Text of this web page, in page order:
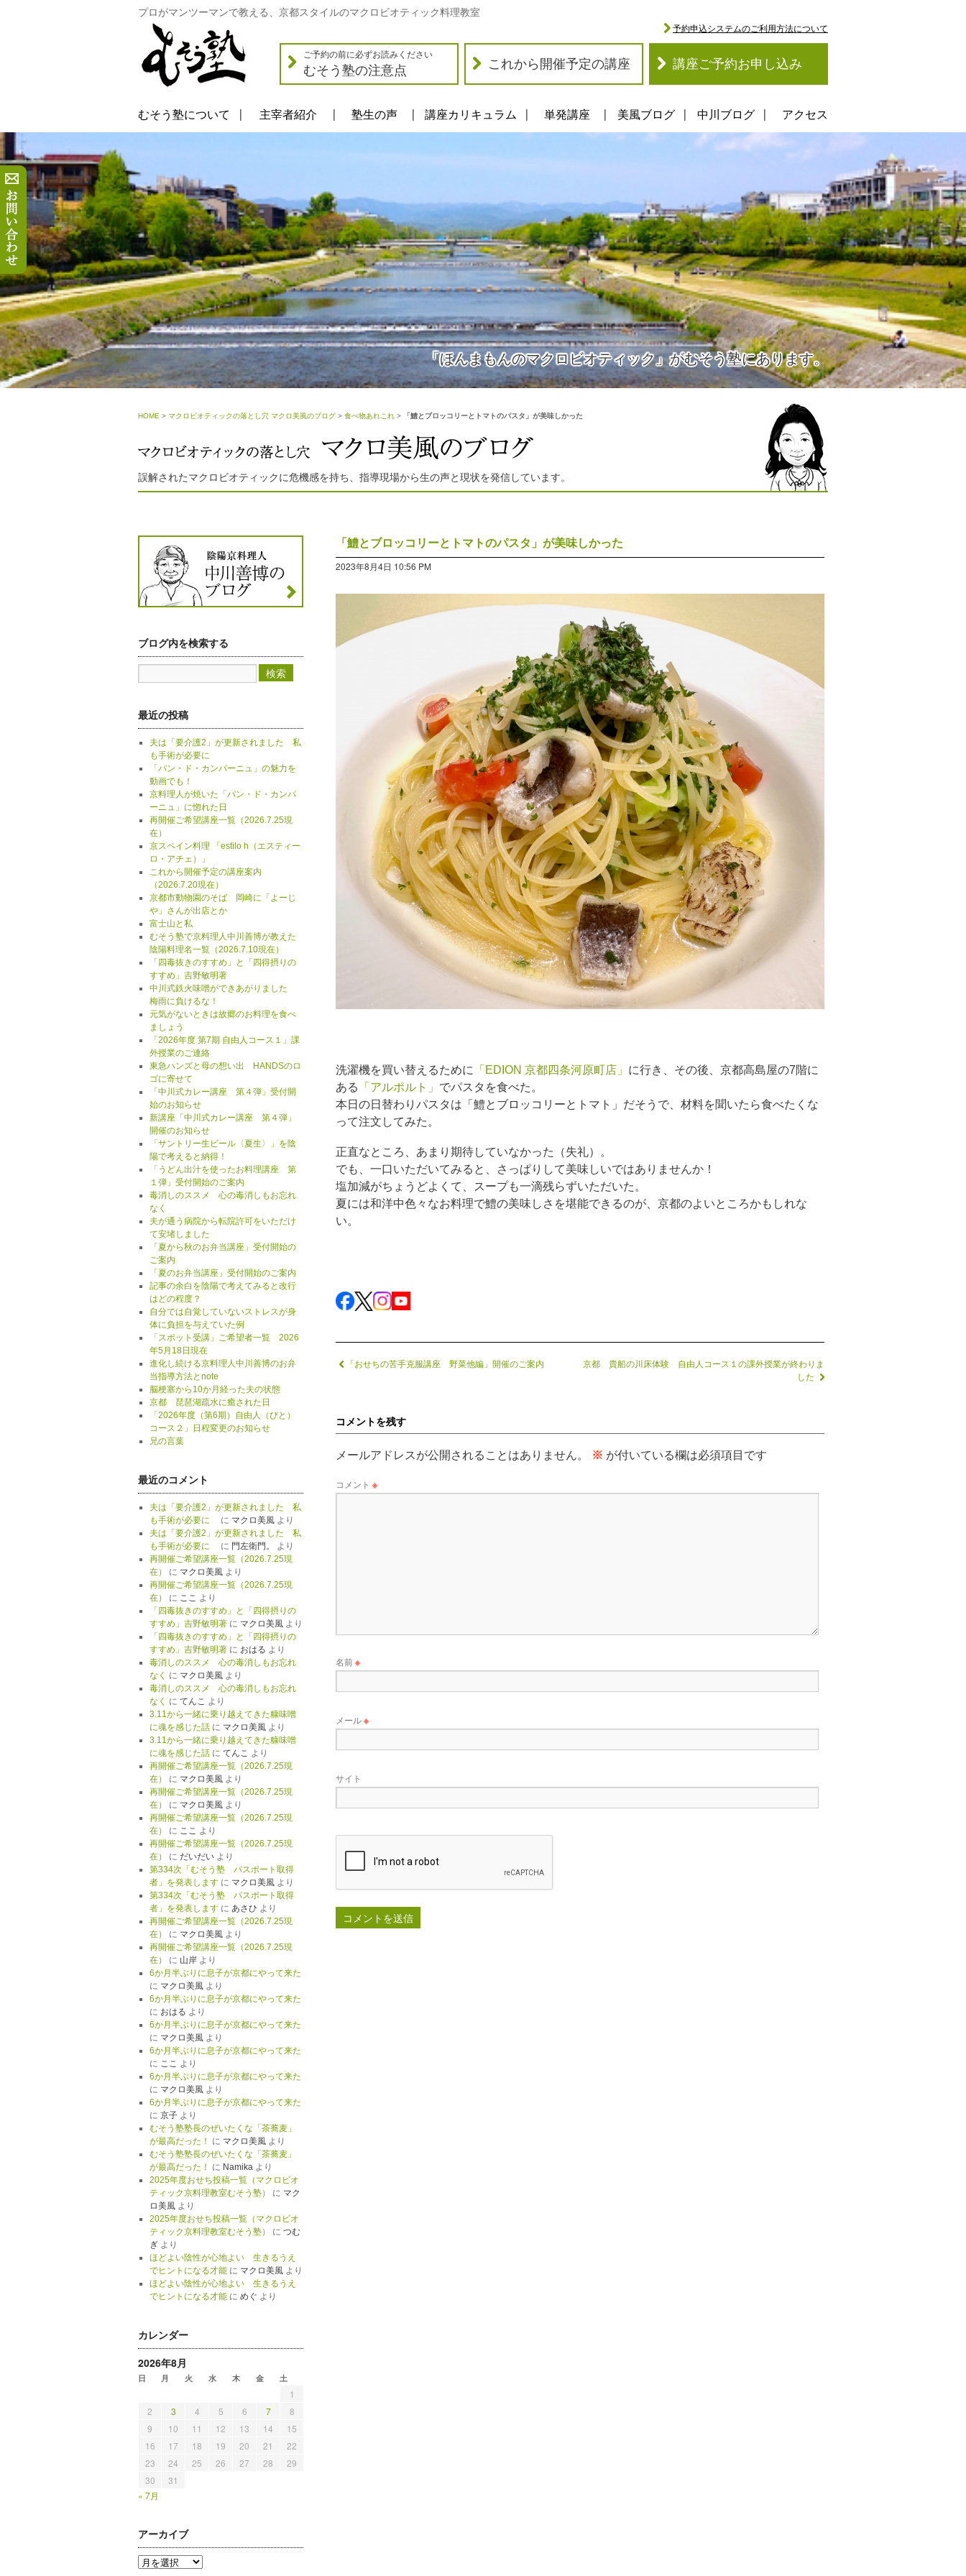
プロがマンツーマンで教える、京都スタイルのマクロビオティック料理教室
ご予約の前に必ずお読みください
むそう塾の注意点 これから開催予定の講座 講座ご予約お申し込み
予約申込システムのご利用方法について
むそう塾について 主宰者紹介 塾生の声 講座カリキュラム 単発講座 美風ブログ 中川ブログ アクセス
「ほんまもんのマクロビオティック」がむそう塾にあります。
HOME > マクロビオティックの落とし穴 マクロ美風のブログ > 食べ物あれこれ > 「鱧とブロッコリーとトマトのパスタ」が美味しかった
誤解されたマクロビオティックに危機感を持ち、指導現場から生の声と現状を発信しています。
「鱧とブロッコリーとトマトのパスタ」が美味しかった
2023年8月4日 10:56 PM
洗濯機を買い替えるために 「EDION 京都四条河原町店」 に行き、その後、京都高島屋の7階に
ある
「アルポルト」 でパスタを食べた。
本日の日替わりパスタは「鱧とブロッコリーとトマト」だそうで、材料を聞いたら食べたくな
って注文してみた。
正直なところ、あまり期待していなかった（失礼）。
でも、一口いただいてみると、さっぱりして美味しいではありませんか！
塩加減がちょうどよくて、スープも一滴残らずいただいた。
夏には和洋中色々なお料理で鱧の美味しさを堪能できるのが、京都のよいところかもしれな
い。
「おせちの苦手克服講座 野菜他編」開催のご案内
京都 貴船の川床体験 自由人コース１の課外授業が終わりま
した
コメントを残す
メールアドレスが公開されることはありません。 ※ が付いている欄は必須項目です
コメント ※
名前※
メール※
サイト
ブログ内を検索する
最近の投稿
夫は「要介護2」が更新されました 私
も手術が必要に
「パン・ド・カンパーニュ」の魅力を
動画でも！
京料理人が焼いた「パン・ド・カンパ
ーニュ」に惚れた日
再開催ご希望講座一覧（2026.7.25現
在）
京スペイン料理 「estilo h（エスティー
ロ・アチェ）」
これから開催予定の講座案内
（2026.7.20現在）
京都市動物園のそば 岡崎に「よーじ
や」さんが出店とか
富士山と私
むそう塾で京料理人中川善博が教えた
陰陽料理名一覧（2026.7.10現在）
「四毒抜きのすすめ」と「四得摂りの
すすめ」吉野敏明著
中川式鉄火味噌ができあがりました
梅雨に負けるな！
元気がないときは故郷のお料理を食べ
ましょう
「2026年度 第7期 自由人コース１」課
外授業のご連絡
東急ハンズと母の想い出 HANDSのロ
ゴに寄せて
「中川式カレー講座 第４弾」受付開
始のお知らせ
新講座「中川式カレー講座 第４弾」
開催のお知らせ
「サントリー生ビール〈夏生〉」を陰
陽で考えると納得！
「うどん出汁を使ったお料理講座 第
１弾」受付開始のご案内
毒消しのススメ 心の毒消しもお忘れ
なく
夫が通う病院から転院許可をいただけ
て安堵しました
「夏から秋のお弁当講座」受付開始の
ご案内
「夏のお弁当講座」受付開始のご案内
記事の余白を陰陽で考えてみると改行
はどの程度？
自分では自覚していないストレスが身
体に負担を与えていた例
「スポット受講」ご希望者一覧 2026
年5月18日現在
進化し続ける京料理人中川善博のお弁
当指導方法とnote
脳梗塞から10か月経った夫の状態
京都 琵琶湖疏水に癒された日
「2026年度（第6期）自由人（びと）
コース２」日程変更のお知らせ
兄の言葉
最近のコメント
夫は「要介護2」が更新されました 私
も手術が必要に
に マクロ美風より
夫は「要介護2」が更新されました 私
も手術が必要に
に 門左衛門。
より
再開催ご希望講座一覧（2026.7.25現
在）
に マクロ美風より
再開催ご希望講座一覧（2026.7.25現
在）
に ここ より
「四毒抜きのすすめ」と「四得摂りの
すすめ」吉野敏明著に マクロ美風より
「四毒抜きのすすめ」と「四得摂りの
すすめ」吉野敏明著に おはる より
毒消しのススメ 心の毒消しもお忘れ
なく に マクロ美風より
毒消しのススメ 心の毒消しもお忘れ
なく に てんこ より
3.11から一緒に乗り越えてきた糠味噌
に魂を感じた話に マクロ美風より
3.11から一緒に乗り越えてきた糠味噌
に魂を感じた話に てんこ より
再開催ご希望講座一覧（2026.7.25現
在）
に マクロ美風より
再開催ご希望講座一覧（2026.7.25現
在）
に マクロ美風より
再開催ご希望講座一覧（2026.7.25現
在）
に ここ より
再開催ご希望講座一覧（2026.7.25現
在）
に だいだいより
第334次「むそう塾 パスポート取得
者」を発表しますに マクロ美風より
第334次「むそう塾 パスポート取得
者」を発表しますに あさひ より
再開催ご希望講座一覧（2026.7.25現
在）
に マクロ美風より
再開催ご希望講座一覧（2026.7.25現
在）
に 山岸より
6か月半ぶりに息子が京都にやって来た
に マクロ美風より
6か月半ぶりに息子が京都にやって来た
に おはる より
6か月半ぶりに息子が京都にやって来た
に マクロ美風より
6か月半ぶりに息子が京都にやって来た
に ここ より
6か月半ぶりに息子が京都にやって来た
に マクロ美風より
6か月半ぶりに息子が京都にやって来た
に 京子より
むそう塾塾長のぜいたくな「茶蕎麦」
が最高だった！
に マクロ美風より
むそう塾塾長のぜいたくな「茶蕎麦」
が最高だった！
に Namikaより
2025年度おせち投稿一覧（マクロビオ
ティック京料理教室むそう塾）
に マク
ロ美風より
2025年度おせち投稿一覧（マクロビオ
ティック京料理教室むそう塾）
に つむ
ぎより
ほどよい陰性が心地よい 生きるうえ
でヒントになる才能に マクロ美風より
ほどよい陰性が心地よい 生きるうえ
でヒントになる才能に めぐ より
カレンダー
2026年8月
日 月 火 水 木 金 土
1
2
3 4 5 6 7
8
9
10 11 12 13 14
15
16
17 18 19 20 21
22
23
24 25 26 27 28
29
30
31
« 7月
アーカイブ
ア